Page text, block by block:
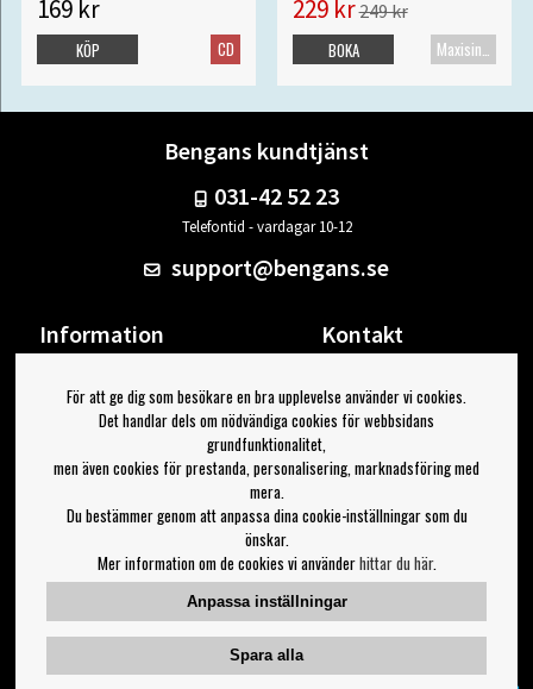
169 kr
CD
KÖP
229 kr249 kr
BOKA
Bengans kundtjänst
031-42 52 23
Telefontid - vardagar 10-12
support@bengans.se
Information
Om Bengans
FAQ / Köp- & Leveransvillkor
Kontakt
Din sida
Logga ut
Jag vill ha tips från Bengans
Inställningar för nyhetsbrev
Följ oss på:
För att ge dig som besökare en bra upplevelse använder vi cookies.
Det handlar dels om nödvändiga cookies för webbsidans
grundfunktionalitet,
men även cookies för prestanda, personalisering, marknadsföring med
mera.
Du bestämmer genom att anpassa dina cookie-inställningar som du
önskar.
Mer information om de cookies vi använderhittar du här.
Anpassa inställningar
Spara alla